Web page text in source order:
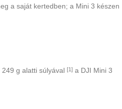
a saját kertedben; a Mini 3 készen
g alatti súlyával [1] a DJI Mini 3